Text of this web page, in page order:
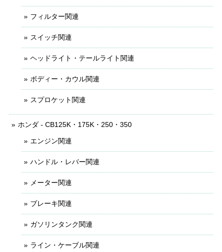
フィルター関連
スイッチ関連
ヘッドライト・テールライト関連
ボディー・カウル関連
スプロケット関連
ホンダ - CB125K・175K・250・350
エンジン関連
ハンドル・レバー関連
メーター関連
ブレーキ関連
ガソリンタンク関連
ライン・ケーブル関連